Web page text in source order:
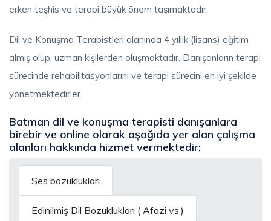
erken teşhis ve terapi büyük önem taşımaktadır.
Dil ve Konuşma Terapistleri alanında 4 yıllık (lisans) eğitim
almış olup, uzman kişilerden oluşmaktadır. Danışanların terapi
sürecinde rehabilitasyonlarını ve terapi sürecini en iyi şekilde
yönetmektedirler.
Batman dil ve konuşma terapisti danışanlara
birebir ve online olarak aşağıda yer alan çalışma
alanları hakkında hizmet vermektedir;
Ses bozuklukları
Edinilmiş Dil Bozuklukları ( Afazi vs.)